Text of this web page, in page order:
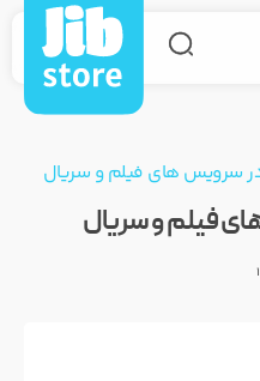
سرویس های فیلم و سریال
فیلم و سریال